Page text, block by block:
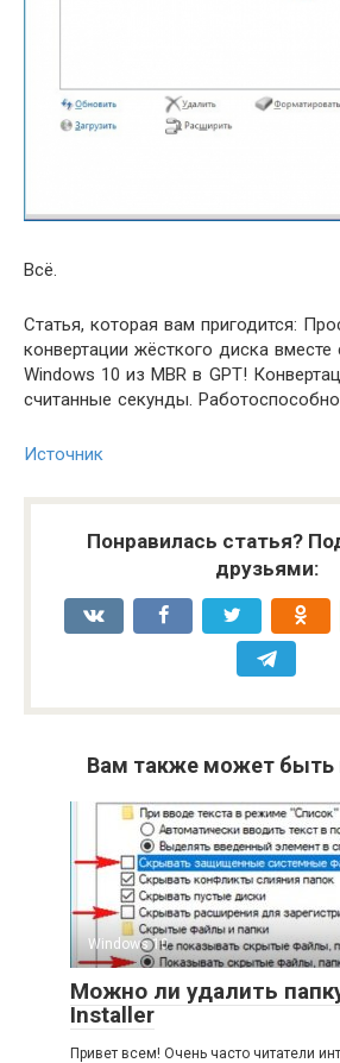
Всё.
Статья, которая вам пригодится:
конвертации жёсткого диска вместе
Windows 10 из MBR в GPT!
считанные секунды.
Источник
Понравилась статья?
друзьями:
Вам также может быть
Windows 10
Можно ли удалить
Installer
Привет всем! Очень часто читатели